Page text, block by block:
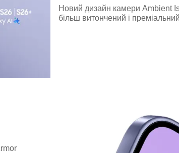
Новий дизайн камери Ambient
більш витончений і